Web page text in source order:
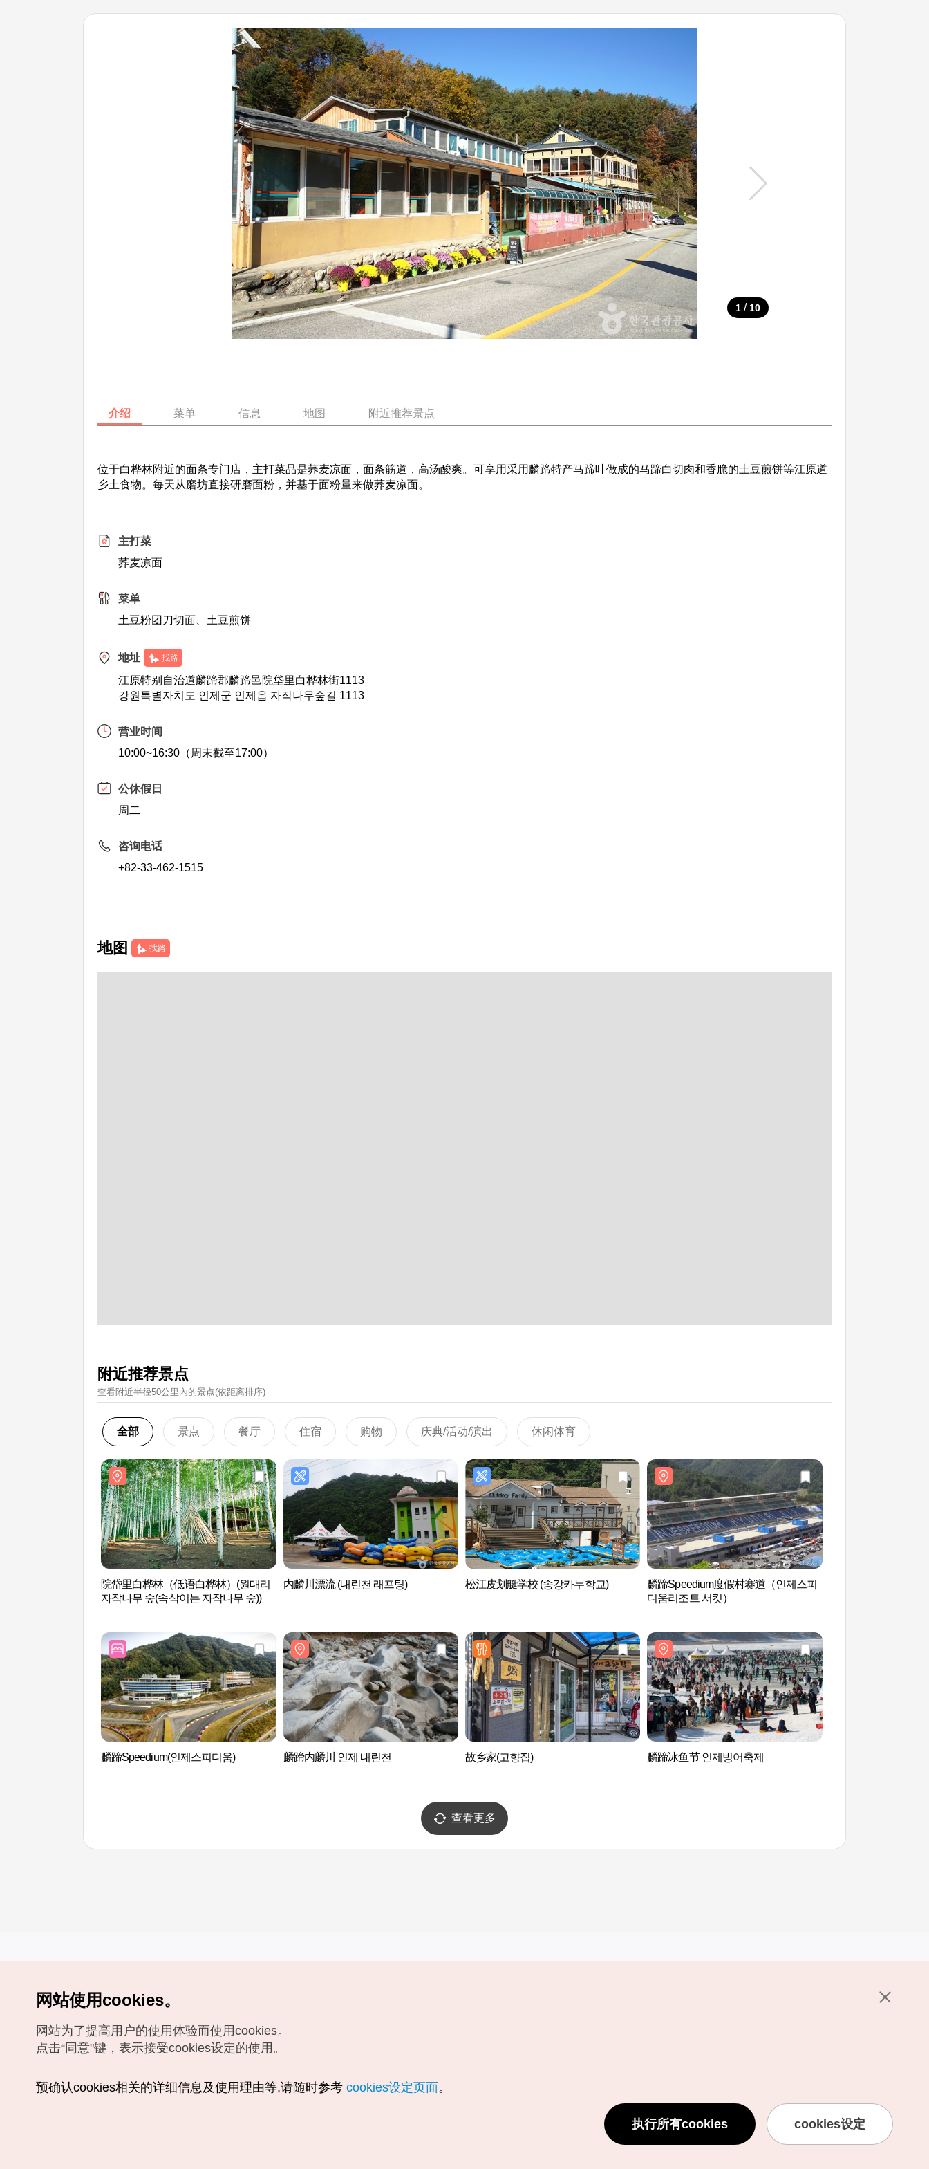
1 / 10
介绍 菜单 信息 地图 附近推荐景点
位于白桦林附近的面条专门店，主打菜品是荞麦凉面，面条筋道，高汤酸爽。可享用采用麟蹄特产马蹄叶做成的马蹄白切肉和香脆的土豆煎饼等江原道
乡土食物。每天从磨坊直接研磨面粉，并基于面粉量来做荞麦凉面。
主打菜
荞麦凉面
菜单
土豆粉团刀切面、土豆煎饼
地址 找路
江原特别自治道麟蹄郡麟蹄邑院垈里白桦林街1113
강원특별자치도 인제군 인제읍 자작나무숲길 1113
营业时间
10:00~16:30（周末截至17:00）
公休假日
周二
咨询电话
+82-33-462-1515
地图 找路
附近推荐景点
查看附近半径50公里內的景点(依距离排序)
全部 景点 餐厅 住宿 购物 庆典/活动/演出 休闲体育
院岱里白桦林（低语白桦林）(원대리
자작나무 숲(속삭이는 자작나무 숲))
内麟川漂流 (내린천 래프팅) 松江皮划艇学校 (송강카누학교)
麟蹄Speedium度假村赛道（인제스피
디움리조트 서킷）
麟蹄Speedium(인제스피디움) 麟蹄内麟川 인제 내린천 故乡家(고향집) 麟蹄冰鱼节 인제빙어축제
查看更多
数字图书 / 电子书
定位服务使用条款
个人位置信息处理方针
如有相关疑问或建议，欢迎来信。VISITKOREA官方邮箱
chnsim@knto.or.kr
网站使用cookies。
网站为了提高用户的使用体验而使用cookies。
点击“同意"键，表示接受cookies设定的使用。
预确认cookies相关的详细信息及使用理由等,请随时参考 cookies设定页面。
执行所有cookies cookies设定